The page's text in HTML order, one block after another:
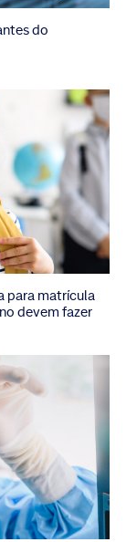
do
para matrícula
devem fazer